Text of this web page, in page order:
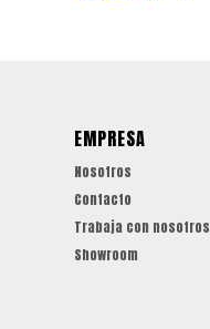
EMPRESA
Nosotros
Contacto
Trabaja con nosotros
Showroom